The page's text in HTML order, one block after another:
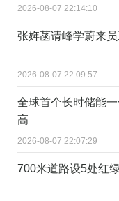
2026-08-07 22:14:10
张姩菡请峰学蔚来
2026-08-07 22:09:57
全球首个长时储能
高
2026-08-07 22:07:29
700米道路设5处红